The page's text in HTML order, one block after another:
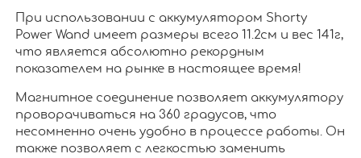
При использовании с аккумулятором Shorty
Power Wand имеет размеры всего 11.2см и вес 141г,
что является абсолютно рекордным
показателем на рынке в настоящее время!
Магнитное соединение позволяет аккумулятору
проворачиваться на 360 градусов, что
несомненно очень удобно в процессе работы. Он
также позволяет с легкостью заменить